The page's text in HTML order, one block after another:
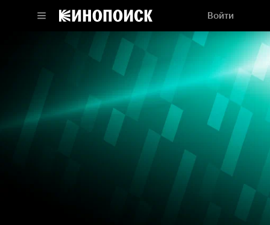
Войти